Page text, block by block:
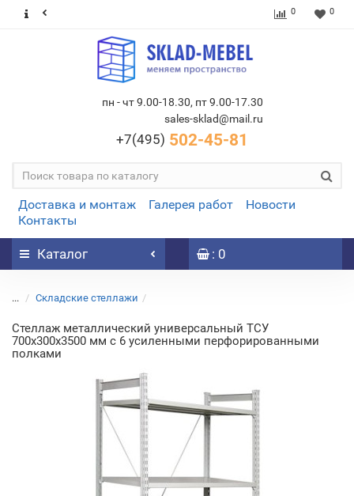
0 0
пн - чт 9.00-18.30, пт 9.00-17.30
sales-sklad@mail.ru
+7(495) 502-45-81
Доставка и монтаж Галерея работ
Новости
Контакты
Каталог : 0
... Складские стеллажи
Стеллаж металлический универсальный ТСУ
700х300х3500 мм с 6 усиленными перфорированными
полками